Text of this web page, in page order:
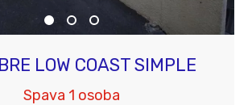
LOW COAST SIMPLE
Spava 1 osoba